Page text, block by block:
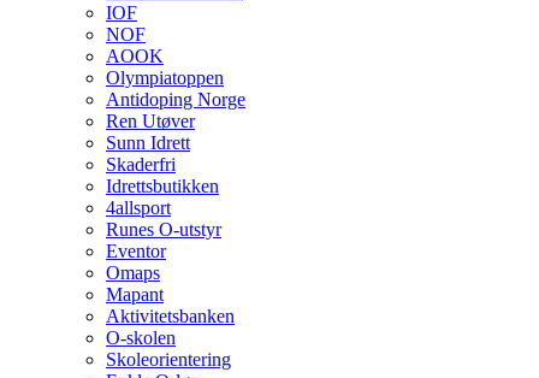
IOF
NOF
AOOK
Olympiatoppen
Antidoping Norge
Ren Utøver
Sunn Idrett
Skaderfri
Idrettsbutikken
4allsport
Runes O-utstyr
Eventor
Omaps
Mapant
Aktivitetsbanken
O-skolen
Skoleorientering